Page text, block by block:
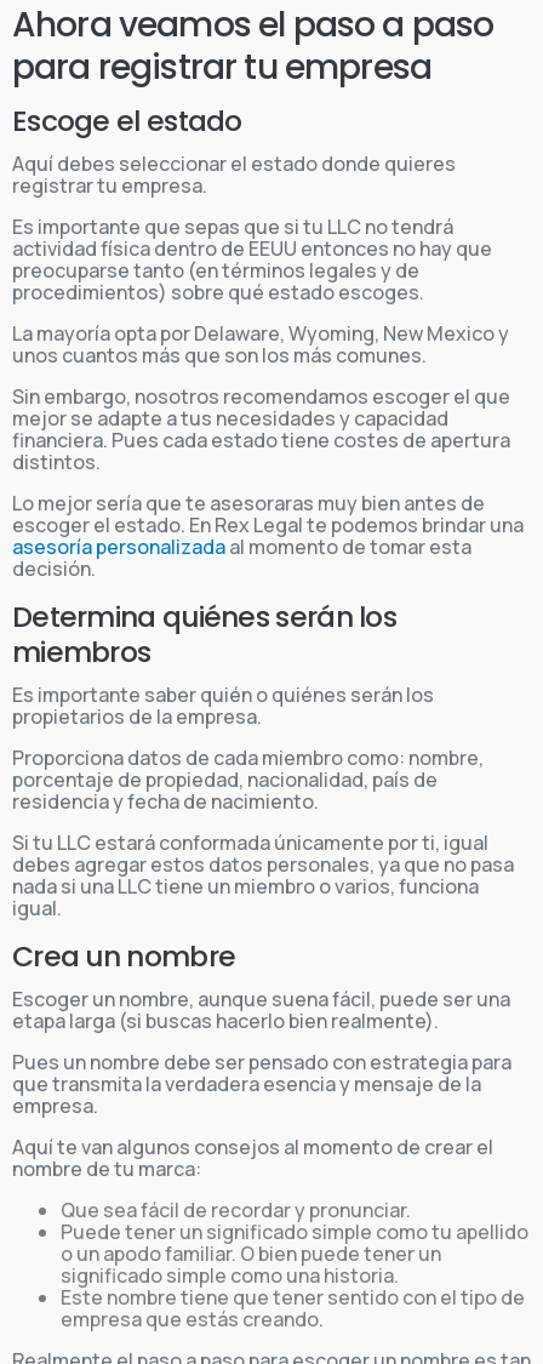
Ahora veamos el paso a paso
para registrar tu empresa
Escoge el estado
Aquí debes seleccionar el estado donde quieres
registrar tu empresa.
Es importante que sepas que si tu LLC no tendrá
actividad física dentro de EEUU entonces no hay que
preocuparse tanto (en términos legales y de
procedimientos) sobre qué estado escoges.
La mayoría opta por Delaware, Wyoming, New Mexico y
unos cuantos más que son los más comunes.
Sin embargo, nosotros recomendamos escoger el que
mejor se adapte a tus necesidades y capacidad
financiera. Pues cada estado tiene costes de apertura
distintos.
Lo mejor sería que te asesoraras muy bien antes de
escoger el estado. En Rex Legal te podemos brindar una
asesoría personalizadaal momento de tomar esta
decisión.
Determina quiénes serán los
miembros
Es importante saber quién o quiénes serán los
propietarios de la empresa.
Proporciona datos de cada miembro como: nombre,
porcentaje de propiedad, nacionalidad, país de
residencia y fecha de nacimiento.
Si tu LLC estará conformada únicamente por ti, igual
debes agregar estos datos personales, ya que no pasa
nada si una LLC tiene un miembro o varios, funciona
igual.
Crea un nombre
Escoger un nombre, aunque suena fácil, puede ser una
etapa larga (si buscas hacerlo bien realmente).
Pues un nombre debe ser pensado con estrategia para
que transmita la verdadera esencia y mensaje de la
empresa.
Aquí te van algunos consejos al momento de crear el
nombre de tu marca:
Que sea fácil de recordar y pronunciar.
Puede tener un significado simple como tu apellido
o un apodo familiar. O bien puede tener un
significado simple como una historia.
Este nombre tiene que tener sentido con el tipo de
empresa que estás creando.